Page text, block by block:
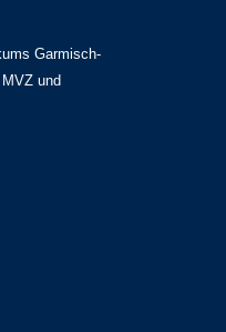
Garmisch-
und